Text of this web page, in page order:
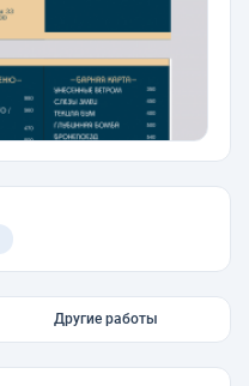
Другие работы